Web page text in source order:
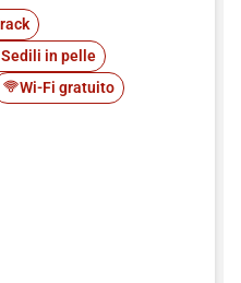
Sedili in pelle
Wi-Fi gratuito